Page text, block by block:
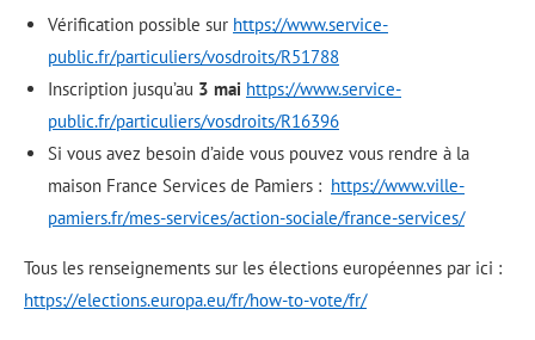
Vérification possible sur https://www.service-
public.fr/particuliers/vosdroits/R51788
Inscription jusqu’au 3 mai https://www.service-
public.fr/particuliers/vosdroits/R16396
Si vous avez besoin d’aide vous pouvez vous rendre à la
maison France Services de Pamiers : https://www.ville-
pamiers.fr/mes-services/action-sociale/france-services/
Tous les renseignements sur les élections européennes par ici :
https://elections.europa.eu/fr/how-to-vote/fr/